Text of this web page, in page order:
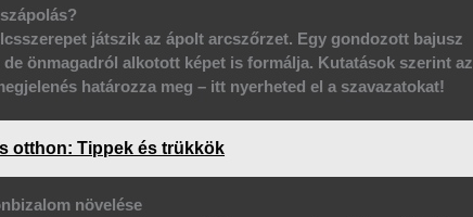
játszik az ápolt arcszőrzet. Egy gondozott bajusz
önmagadról alkotott képet is formálja. Kutatások szerint az
határozza meg – itt nyerheted el a szavazatokat!
otthon: Tippek és trükkök
növelése